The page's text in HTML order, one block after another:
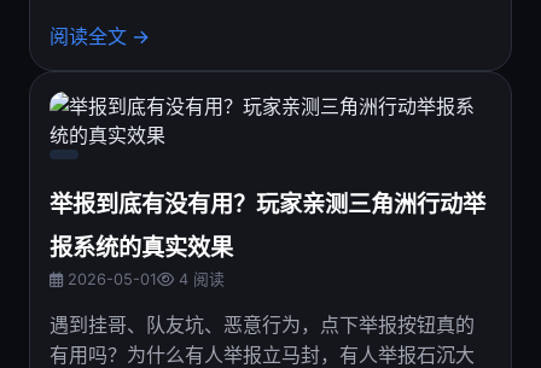
阅读全文 →
举报到底有没有用？玩家亲测三角洲行动举
报系统的真实效果
2026-05-01 4 阅读
遇到挂哥、队友坑、恶意行为，点下举报按钮真的
有用吗？为什么有人举报立马封，有人举报石沉大